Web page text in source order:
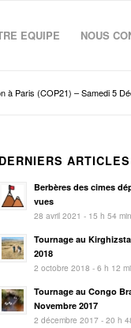
EQUIPE NOUS
à Paris (COP21) – Samedi 5
DERNIERS ARTICLES
Berbères des cimes
vues
28 avril 2021 - 15 h 54 min
Tournage au
2018
2 octobre 2018 - 6 h 12
Tournage au Congo
Novembre 2017
2 décembre 2017 - 20 h